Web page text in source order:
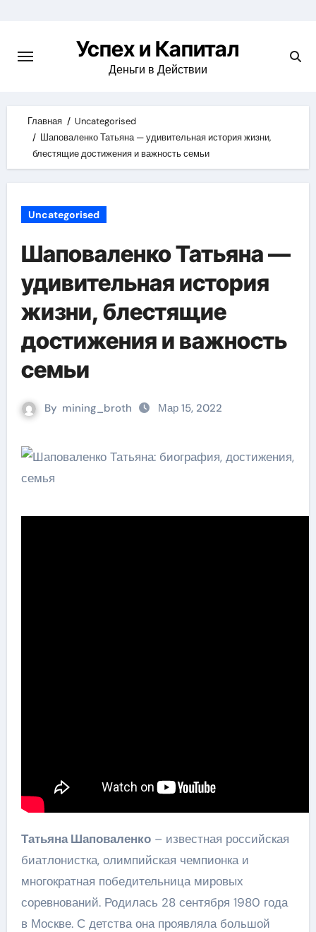
content
Успех и Капитал
Деньги в Действии
Главная
Uncategorised
Шаповаленко Татьяна — удивительная история жизни,
блестящие достижения и важность семьи
Uncategorised
Шаповаленко Татьяна —
удивительная история
жизни, блестящие
достижения и важность
семьи
By mining_broth Мар 15, 2022
Татьяна Шаповаленко– известная российская
биатлонистка, олимпийская чемпионка и
многократная победительница мировых
соревнований. Родилась 28 сентября 1980 года
в Москве. С детства она проявляла большой